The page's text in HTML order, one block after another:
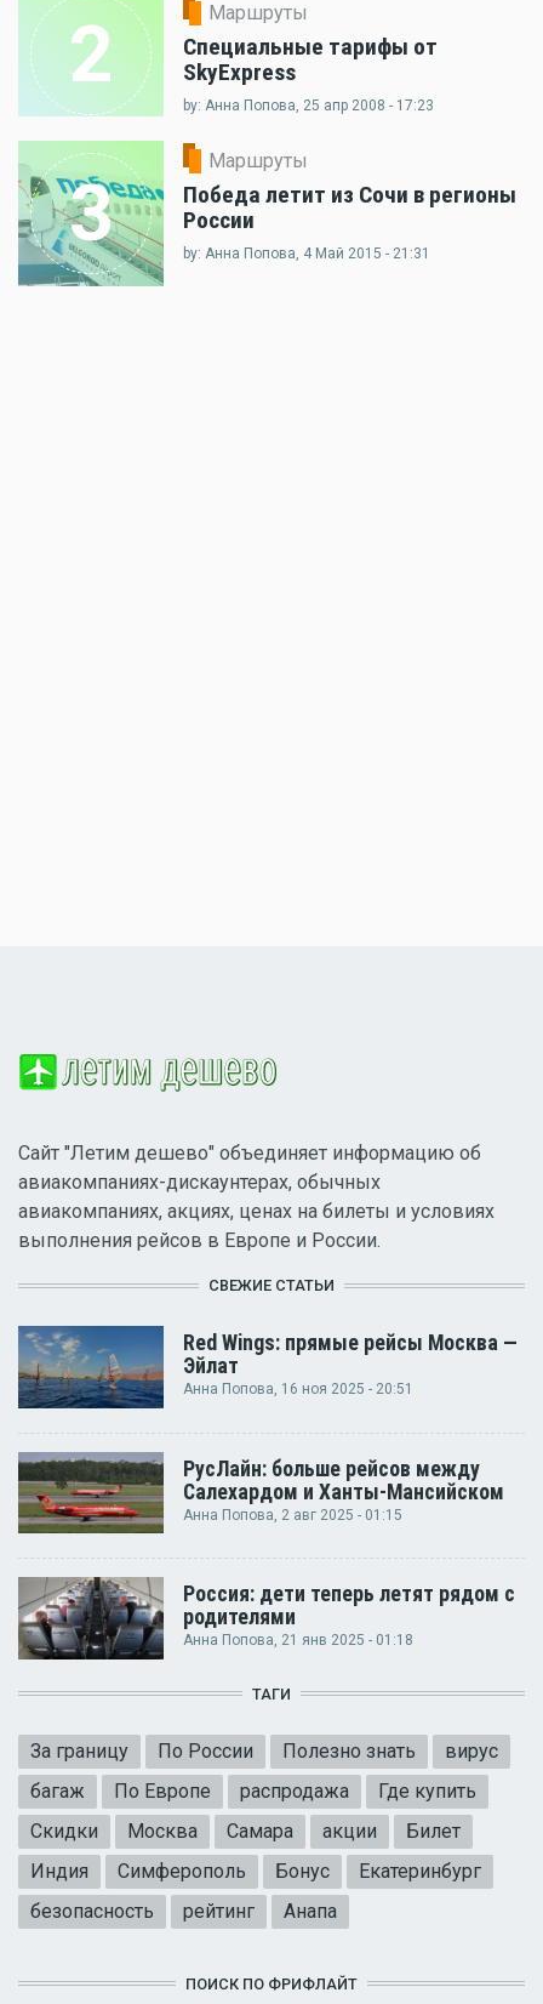
2 Маршруты
Специальные тарифы от
SkyExpress
by: Анна Попова, 25 апр 2008 - 17:23
3
Маршруты
Победа летит из Сочи в регионы
России
by: Анна Попова, 4 Май 2015 - 21:31
Сайт "Летим дешево" объединяет информацию об
авиакомпаниях-дискаунтерах, обычных
авиакомпаниях, акциях, ценах на билеты и условиях
выполнения рейсов в Европе и России.
СВЕЖИЕ СТАТЬИ
Red Wings: прямые рейсы Москва —
Эйлат
Анна Попова, 16 ноя 2025 - 20:51
РусЛайн: больше рейсов между
Салехардом и Ханты-Мансийском
Анна Попова , 2 авг 2025 - 01:15
Россия: дети теперь летят рядом с
родителями
Анна Попова, 21 янв 2025 - 01:18
ТАГИ
За границу По России Полезно знать
вирус
багаж
По Европе распродажа
Где купить
Скидки
Москва Самара акции
Билет
Индия
Симферополь Бонус
Екатеринбург
безопасность
рейтинг Анапа
ПОИСК ПО ФРИФЛАЙТ